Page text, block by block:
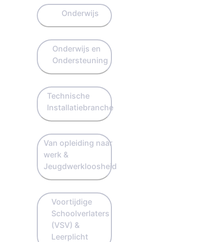
Onderwijs
Onderwijs en
Ondersteuning
Technische
Installatiebranche
Van opleiding naar
werk &
Jeugdwerkloosheid
Voortijdige
Schoolverlaters
(VSV) &
Leerplicht